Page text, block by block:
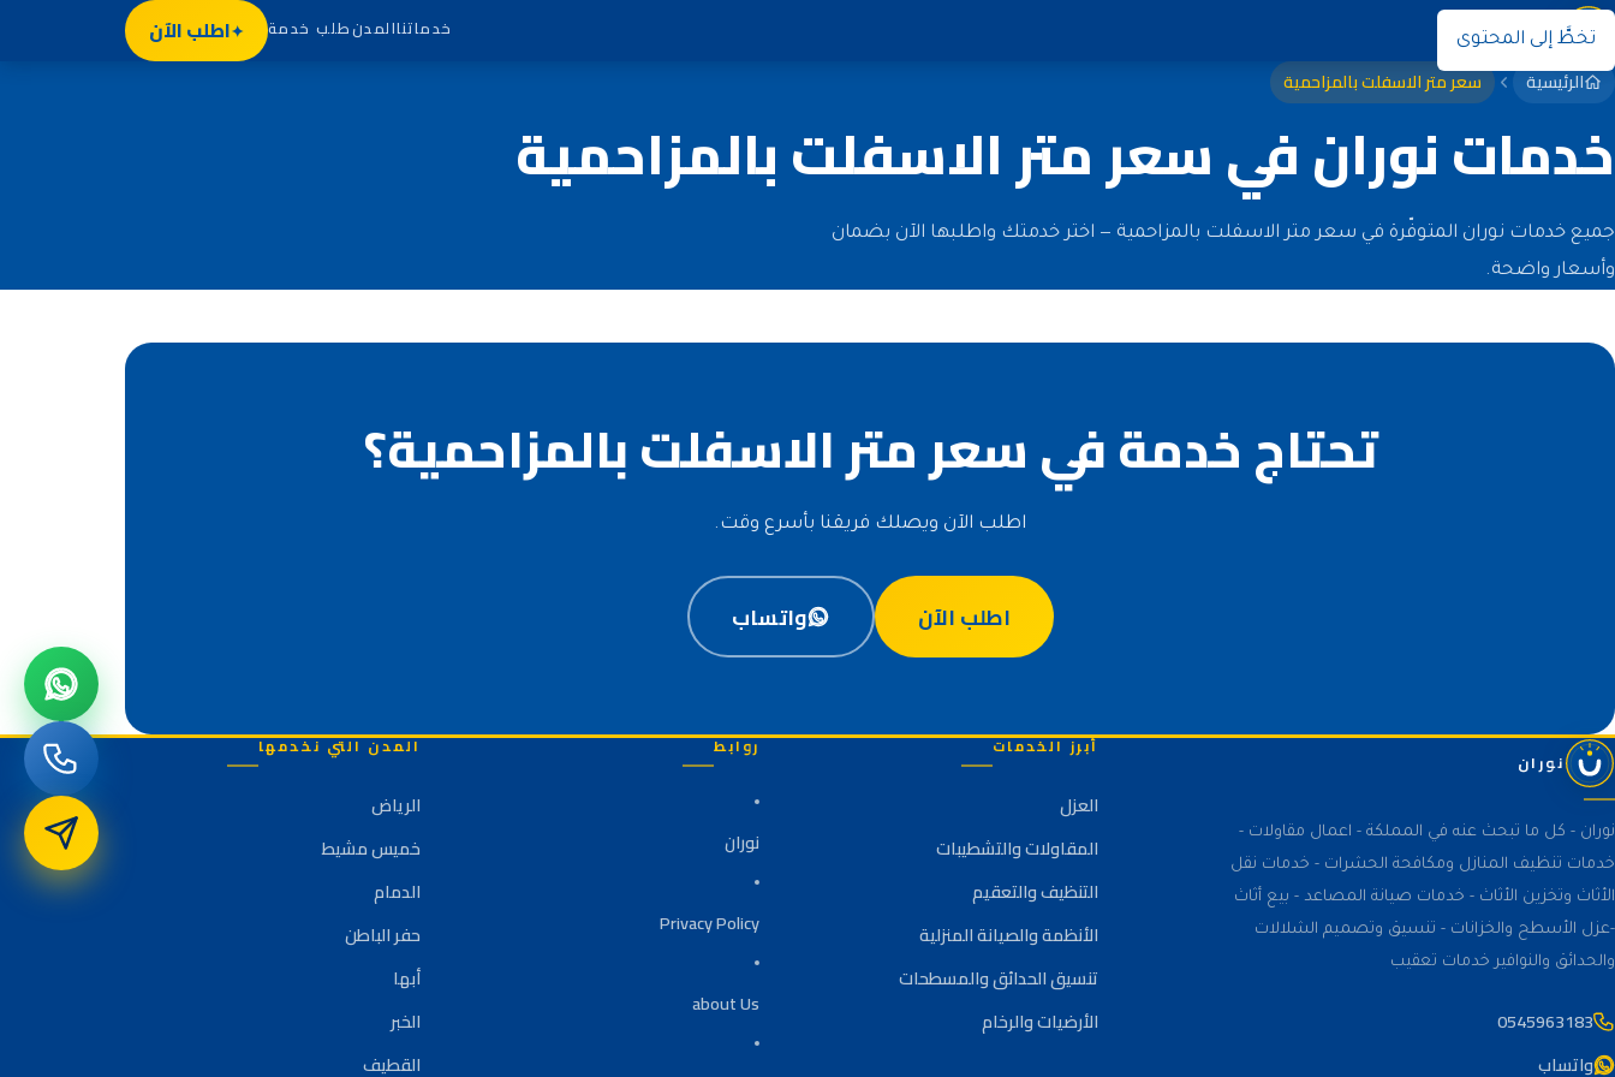
تخطَّ إلى المحتوى خدماتناالمدنطلب خدمة اطلب الآن نوران
الرئيسية سعر متر الاسفلت بالمزاحمية
خدمات نوران في سعر متر الاسفلت بالمزاحمية
جميع خدمات نوران المتوفّرة في سعر متر الاسفلت بالمزاحمية — اختر خدمتك واطلبها الآن بضمان
وأسعار واضحة.
تحتاج خدمة في سعر متر الاسفلت بالمزاحمية؟
اطلب الآن ويصلك فريقنا بأسرع وقت.
اطلب الآن واتساب
نوران
نوران - كل ما تبحث عنه في المملكة - اعمال مقاولات -
خدمات تنظيف المنازل ومكافحة الحشرات - خدمات نقل
الأثاث وتخزين الأثاث - خدمات صيانة المصاعد - بيع أثاث
-عزل الأسطح والخزانات - تنسيق وتصميم الشلالات
والحدائق والنوافير خدمات تعقيب
0545963183
واتساب
أبرز الخدمات
العزل
المقاولات والتشطيبات
التنظيف والتعقيم
الأنظمة والصيانة المنزلية
تنسيق الحدائق والمسطحات
الأرضيات والرخام
روابط
نوران
Privacy Policy
about Us
المدن التي نخدمها
الرياض
خميس مشيط
الدمام
حفر الباطن
أبها
الخبر
القطيف